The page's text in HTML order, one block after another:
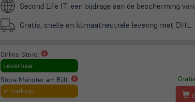
neuem
Second Life IT: een bijdrage aan de bescherming
Gratis, snelle en klimaatneutrale levering met DHL.
Online Store:
(öffnet
neuem
Tab)
Leverbaar
Store Münster am Bült:
(öffnet
in
neuem
in toeloop